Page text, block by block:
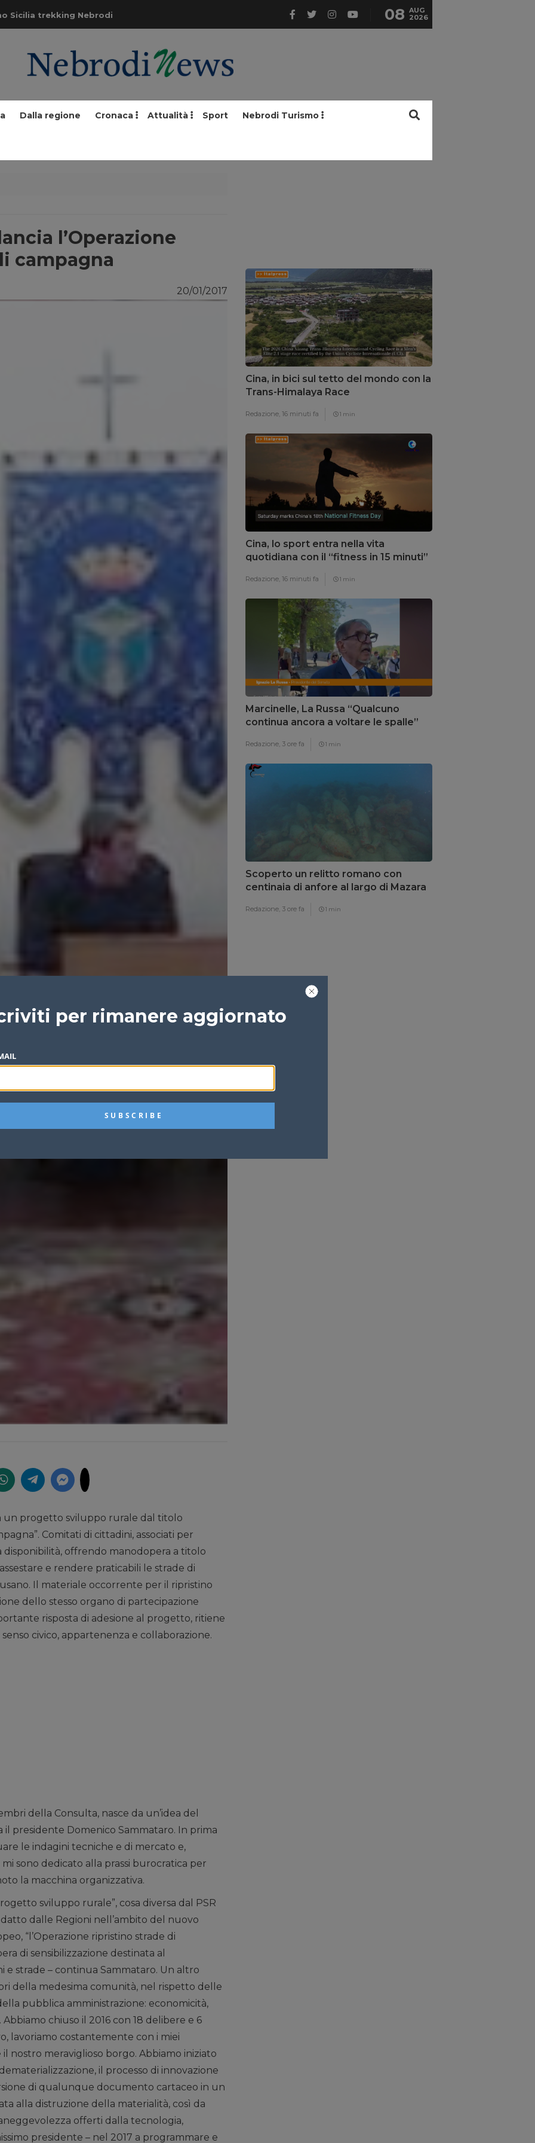
Sicilia trekking Nebrodi 08 AUG
2026
Dalla regione Cronaca Attualità Sport Nebrodi Turismo
l’Operazione
campagna
20/01/2017
un progetto sviluppo rurale dal titolo
Comitati di cittadini, associati per
offrendo manodopera a titolo
e rendere praticabili le strade di
Il materiale occorrente per il ripristino
dello stesso organo di partecipazione
risposta di adesione al progetto, ritiene
civico, appartenenza e collaborazione.
della Consulta, nasce da un’idea del
il presidente Domenico Sammataro. In prima
le indagini tecniche e di mercato e,
sono dedicato alla prassi burocratica per
la macchina organizzativa.
sviluppo rurale”, cosa diversa dal PSR
dalle Regioni nell’ambito del nuovo
“l’Operazione ripristino strade di
di sensibilizzazione destinata al
strade – continua Sammataro. Un altro
della medesima comunità, nel rispetto delle
pubblica amministrazione: economicità,
chiuso il 2016 con 18 delibere e 6
lavoriamo costantemente con i miei
nostro meraviglioso borgo. Abbiamo iniziato
il processo di innovazione
di qualunque documento cartaceo in un
alla distruzione della materialità, così da
offerti dalla tecnologia,
presidente – nel 2017 a programmare e
Cina, in bici sul tetto del mondo con la
Trans-Himalaya Race
Redazione, 16 minuti fa 1 min
Cina, lo sport entra nella vita
quotidiana con il “fitness in 15 minuti”
Redazione, 16 minuti fa 1 min
Marcinelle, La Russa “Qualcuno
continua ancora a voltare le spalle”
Redazione, 3 ore fa 1 min
Scoperto un relitto romano con
centinaia di anfore al largo di Mazara
Redazione, 3 ore fa 1 min
per rimanere aggiornato